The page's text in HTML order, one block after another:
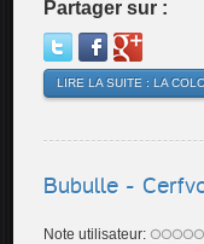
Partager sur :
LIRE LA SUITE : LA
Bubulle -
Note utilisateur: